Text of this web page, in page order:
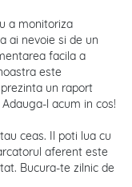
a monitoriza
ai nevoie si de un
facila a
este
un raport
l acum in cos!
ceas. Il poti lua cu
aferent este
Bucura-te zilnic de